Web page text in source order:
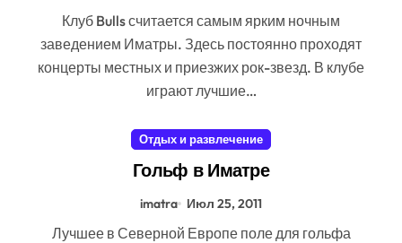
Клуб Bulls считается самым ярким ночным
заведением Иматры. Здесь постоянно проходят
концерты местных и приезжих рок-звезд. В клубе
играют лучшие…
Отдых и развлечение
Гольф в Иматре
imatra Июл 25, 2011
Лучшее в Северной Европе поле для гольфа